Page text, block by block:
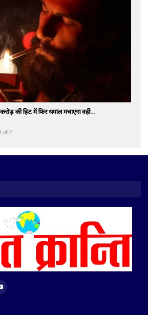
की हिट में फिर धमाल मचाएगा वही…
1 of 2